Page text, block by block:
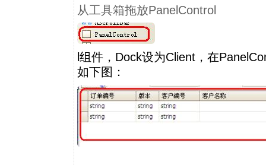
从工具箱拖放PanelControl
l组件，Dock设为Client，在
如下图：